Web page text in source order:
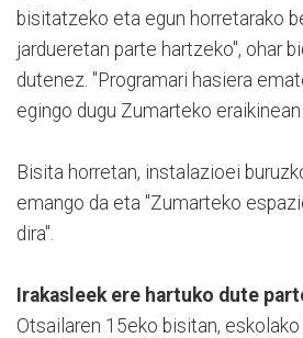
bisitatzeko eta egun horretarako
jardueretan parte hartzeko", ohar
dutenez. "Programari hasiera
egingo dugu Zumarteko eraikinean
Bisita horretan, instalazioei
emango da eta "Zumarteko
dira".
Irakasleek ere hartuko dute
Otsailaren 15eko bisitan,